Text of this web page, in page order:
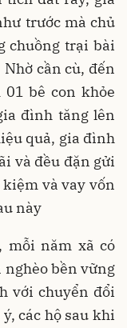
trước mà chủ
chuồng trại bài
cần cù, đến
bê con khỏe
đình tăng lên
quả, gia đình
và đều đặn gửi
và vay vốn
này
mỗi năm xã có
nghèo bền vững
với chuyển đổi
các hộ sau khi